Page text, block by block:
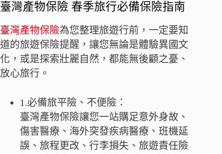
臺灣產物保險 春季旅行必備保險指南
臺灣產物保險為您整理旅遊行前，一定要知
道的旅遊保險提醒，讓您無論是體驗異國文
化，或是探索壯麗自然，都能無後顧之憂、
放心旅行。
1.必備旅平險、不便險：
臺灣產物保險讓您一站購足意外身故、
傷害醫療、海外突發疾病醫療、班機延
誤、旅程更改、行李損失、旅遊責任險